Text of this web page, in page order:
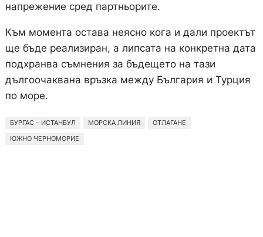
напрежение сред партньорите.
Към момента остава неясно кога и дали проектът
ще бъде реализиран, а липсата на конкретна дата
подхранва съмнения за бъдещето на тази
дългоочаквана връзка между България и Турция
по море.
БУРГАС – ИСТАНБУЛ МОРСКА ЛИНИЯ
ОТЛАГАНЕ
ЮЖНО ЧЕРНОМОРИЕ